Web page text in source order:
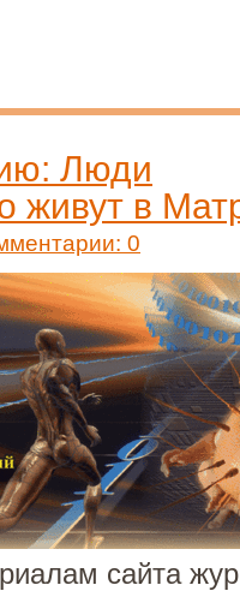
Люди
живут в
0
сайта